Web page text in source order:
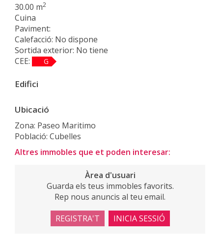
30.00 m2
Cuina
Paviment:
Calefacció: No dispone
Sortida exterior: No tiene
CEE:
G
Edifici
Ubicació
Zona: Paseo Maritimo
Població: Cubelles
Altres immobles que et poden interesar:
Àrea d'usuari
Guarda els teus immobles favorits.
Rep nous anuncis al teu email.
REGISTRA'T
INICIA SESSIÓ